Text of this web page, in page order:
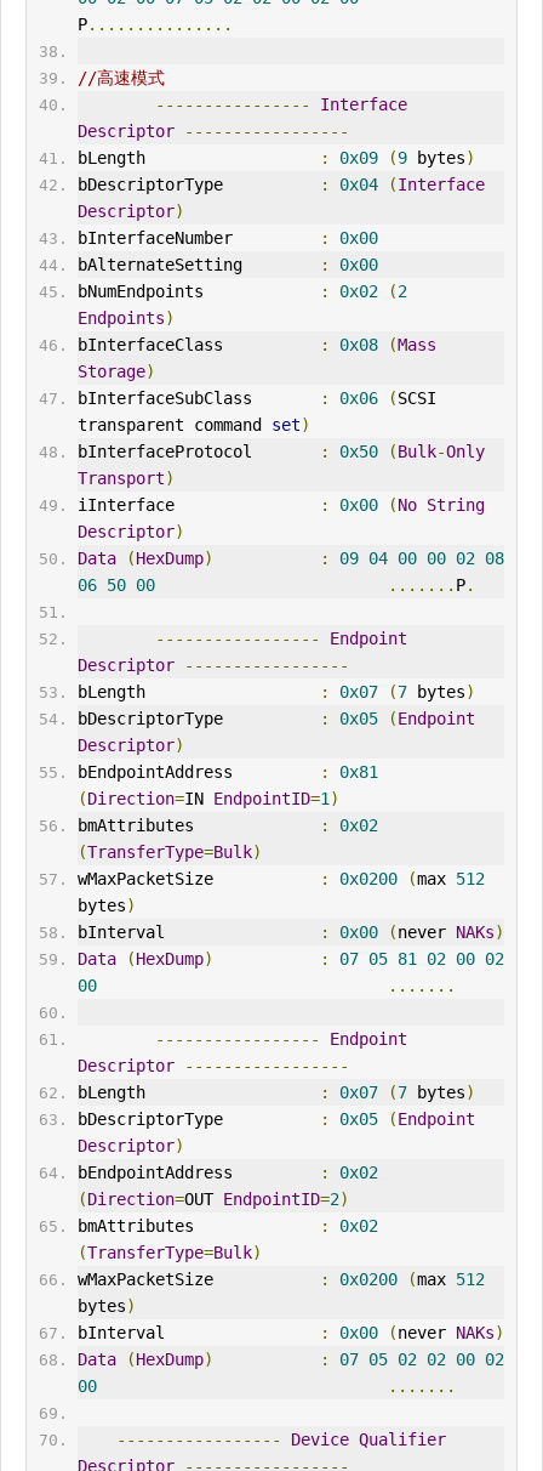
P...............
//高速模式
----------------
Interface
Descriptor
-----------------
bLength
: 0x09 (9 bytes)
bDescriptorType
: 0x04 (Interface
Descriptor)
bInterfaceNumber
:
0x00
bAlternateSetting
:
0x00
bNumEndpoints
: 0x02 (2
Endpoints)
bInterfaceClass
: 0x08 (Mass
Storage)
bInterfaceSubClass
: 0x06 (SCSI
transparent command set)
bInterfaceProtocol
: 0x50 (Bulk-Only
Transport)
iInterface
: 0x00 (No String
Descriptor)
Data
(HexDump) : 09 04 00 00 02 08
06 50 00 ....... P.
-----------------
Endpoint
Descriptor
-----------------
bLength
: 0x07 (7 bytes)
bDescriptorType
: 0x05 (Endpoint
Descriptor)
bEndpointAddress
:
0x81
(Direction=IN EndpointID=1 )
bmAttributes
:
0x02
(TransferType=Bulk)
wMaxPacketSize
: 0x0200 (max 512
bytes)
bInterval
: 0x00 (never NAKs)
Data
(HexDump) : 07 05 81 02 00 02
00
.......
-----------------
Endpoint
Descriptor
-----------------
bLength
: 0x07 (7 bytes)
bDescriptorType
: 0x05 (Endpoint
Descriptor)
bEndpointAddress
:
0x02
(Direction=OUT EndpointID=2)
bmAttributes
:
0x02
(TransferType=Bulk)
wMaxPacketSize
: 0x0200 (max 512
bytes)
bInterval
: 0x00 (never NAKs)
Data
(HexDump) : 07 05 02 02 00 02
00
.......
----------------- Device Qualifier
Descriptor
-----------------